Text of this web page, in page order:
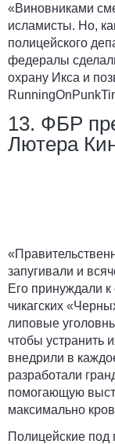
«Виновниками
исламисты. Но,
полицейского
федералы
охрану Икса и
13. ФБР
Лютера
запугивали и
Его принуждали
чикагских
липовые
чтобы устранить
внедрили в
разработали
помогающую
максимально
Полицейские под